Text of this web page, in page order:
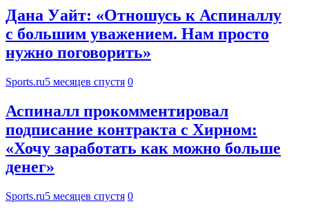
Дана Уайт: «Отношусь к Аспиналлу
с большим уважением. Нам просто
нужно поговорить»
Sports.ru5 месяцев спустя 0
Аспиналл прокомментировал
подписание контракта с Хирном:
«Хочу заработать как можно больше
денег»
Sports.ru5 месяцев спустя 0